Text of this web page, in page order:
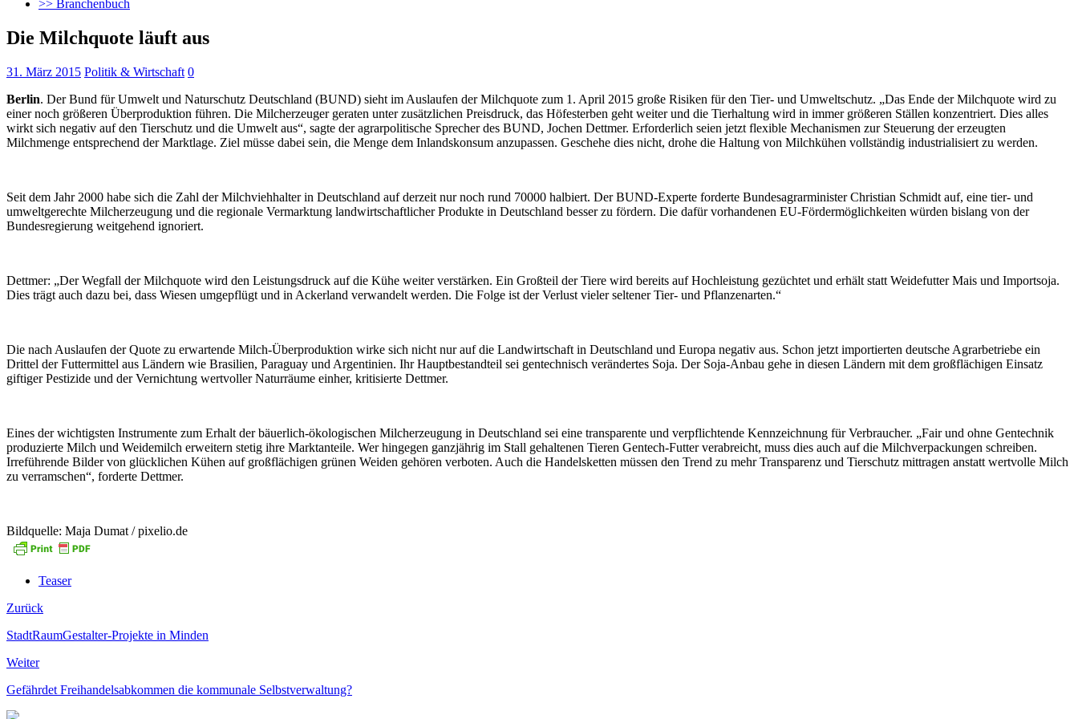
>> Branchenbuch
Die Milchquote läuft aus
31. März 2015 Politik & Wirtschaft 0
Berlin. Der Bund für Umwelt und Naturschutz Deutschland (BUND) sieht im Auslaufen der Milchquote zum 1. April 2015 große Risiken für den Tier- und Umweltschutz. „Das Ende der Milchquote wird zu
einer noch größeren Überproduktion führen. Die Milcherzeuger geraten unter zusätzlichen Preisdruck, das Höfesterben geht weiter und die Tierhaltung wird in immer größeren Ställen konzentriert. Dies alles
wirkt sich negativ auf den Tierschutz und die Umwelt aus“, sagte der agrarpolitische Sprecher des BUND, Jochen Dettmer. Erforderlich seien jetzt flexible Mechanismen zur Steuerung der erzeugten
Milchmenge entsprechend der Marktlage. Ziel müsse dabei sein, die Menge dem Inlandskonsum anzupassen. Geschehe dies nicht, drohe die Haltung von Milchkühen vollständig industrialisiert zu werden.
Seit dem Jahr 2000 habe sich die Zahl der Milchviehhalter in Deutschland auf derzeit nur noch rund 70000 halbiert. Der BUND-Experte forderte Bundesagrarminister Christian Schmidt auf, eine tier- und
umweltgerechte Milcherzeugung und die regionale Vermarktung landwirtschaftlicher Produkte in Deutschland besser zu fördern. Die dafür vorhandenen EU-Fördermöglichkeiten würden bislang von der
Bundesregierung weitgehend ignoriert.
Dettmer: „Der Wegfall der Milchquote wird den Leistungsdruck auf die Kühe weiter verstärken. Ein Großteil der Tiere wird bereits auf Hochleistung gezüchtet und erhält statt Weidefutter Mais und Importsoja.
Dies trägt auch dazu bei, dass Wiesen umgepflügt und in Ackerland verwandelt werden. Die Folge ist der Verlust vieler seltener Tier- und Pflanzenarten.“
Die nach Auslaufen der Quote zu erwartende Milch-Überproduktion wirke sich nicht nur auf die Landwirtschaft in Deutschland und Europa negativ aus. Schon jetzt importierten deutsche Agrarbetriebe ein
Drittel der Futtermittel aus Ländern wie Brasilien, Paraguay und Argentinien. Ihr Hauptbestandteil sei gentechnisch verändertes Soja. Der Soja-Anbau gehe in diesen Ländern mit dem großflächigen Einsatz
giftiger Pestizide und der Vernichtung wertvoller Naturräume einher, kritisierte Dettmer.
Eines der wichtigsten Instrumente zum Erhalt der bäuerlich-ökologischen Milcherzeugung in Deutschland sei eine transparente und verpflichtende Kennzeichnung für Verbraucher. „Fair und ohne Gentechnik
produzierte Milch und Weidemilch erweitern stetig ihre Marktanteile. Wer hingegen ganzjährig im Stall gehaltenen Tieren Gentech-Futter verabreicht, muss dies auch auf die Milchverpackungen schreiben.
Irreführende Bilder von glücklichen Kühen auf großflächigen grünen Weiden gehören verboten. Auch die Handelsketten müssen den Trend zu mehr Transparenz und Tierschutz mittragen anstatt wertvolle Milch
zu verramschen“, forderte Dettmer.
Bildquelle: Maja Dumat / pixelio.de
Teaser
Zurück
StadtRaumGestalter-Projekte in Minden
Weiter
Gefährdet Freihandelsabkommen die kommunale Selbstverwaltung?